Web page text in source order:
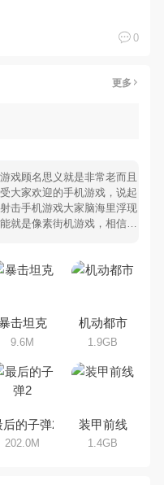
0
更多
戏顾名思义就是非常老而且
大家欢迎的手机游戏，说起
击手机游戏大家脑海里浮现
就是像素街机游戏，相信很
机游戏有哪些呢？游戏今天，
欢迎大家前来选择下载体验
击坦克
9.6M
机动都市
1.9GB
后的子弹2
202.0M
装甲前线
1.4GB